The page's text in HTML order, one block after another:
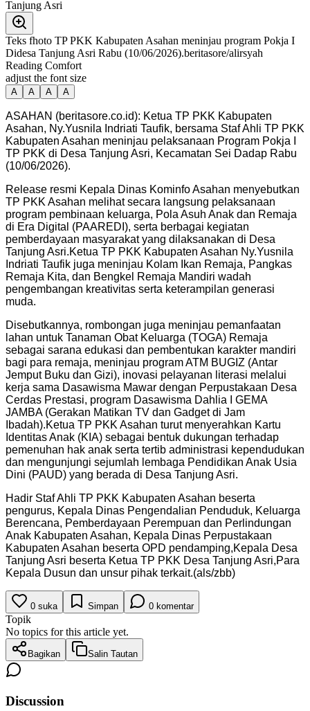
Teks fhoto TP PKK Kabupaten Asahan meninjau program Pokja I
Didesa Tanjung Asri Rabu (10/06/2026).beritasore/alirsyah
Reading Comfort
adjust the font size
A A A A
ASAHAN (beritasore.co.id): Ketua TP PKK Kabupaten
Asahan, Ny.Yusnila Indriati Taufik, bersama Staf Ahli TP PKK
Kabupaten Asahan meninjau pelaksanaan Program Pokja I
TP PKK di Desa Tanjung Asri, Kecamatan Sei Dadap Rabu
(10/06/2026).
Release resmi Kepala Dinas Kominfo Asahan menyebutkan
TP PKK Asahan melihat secara langsung pelaksanaan
program pembinaan keluarga, Pola Asuh Anak dan Remaja
di Era Digital (PAAREDI), serta berbagai kegiatan
pemberdayaan masyarakat yang dilaksanakan di Desa
Tanjung Asri.Ketua TP PKK Kabupaten Asahan Ny.Yusnila
Indriati Taufik juga meninjau Kolam Ikan Remaja, Pangkas
Remaja Kita, dan Bengkel Remaja Mandiri wadah
pengembangan kreativitas serta keterampilan generasi
muda.
Disebutkannya, rombongan juga meninjau pemanfaatan
lahan untuk Tanaman Obat Keluarga (TOGA) Remaja
sebagai sarana edukasi dan pembentukan karakter mandiri
bagi para remaja, meninjau program ATM BUGIZ (Antar
Jemput Buku dan Gizi), inovasi pelayanan literasi melalui
kerja sama Dasawisma Mawar dengan Perpustakaan Desa
Cerdas Prestasi, program Dasawisma Dahlia I GEMA
JAMBA (Gerakan Matikan TV dan Gadget di Jam
Ibadah).Ketua TP PKK Asahan turut menyerahkan Kartu
Identitas Anak (KIA) sebagai bentuk dukungan terhadap
pemenuhan hak anak serta tertib administrasi kependudukan
dan mengunjungi sejumlah lembaga Pendidikan Anak Usia
Dini (PAUD) yang berada di Desa Tanjung Asri.
Hadir Staf Ahli TP PKK Kabupaten Asahan beserta
pengurus, Kepala Dinas Pengendalian Penduduk, Keluarga
Berencana, Pemberdayaan Perempuan dan Perlindungan
Anak Kabupaten Asahan, Kepala Dinas Perpustakaan
Kabupaten Asahan beserta OPD pendamping,Kepala Desa
Tanjung Asri beserta Ketua TP PKK Desa Tanjung Asri,Para
Kepala Dusun dan unsur pihak terkait.(als/zbb)
0 suka Simpan 0 komentar
Topik
No topics for this article yet.
Bagikan Salin Tautan
Discussion